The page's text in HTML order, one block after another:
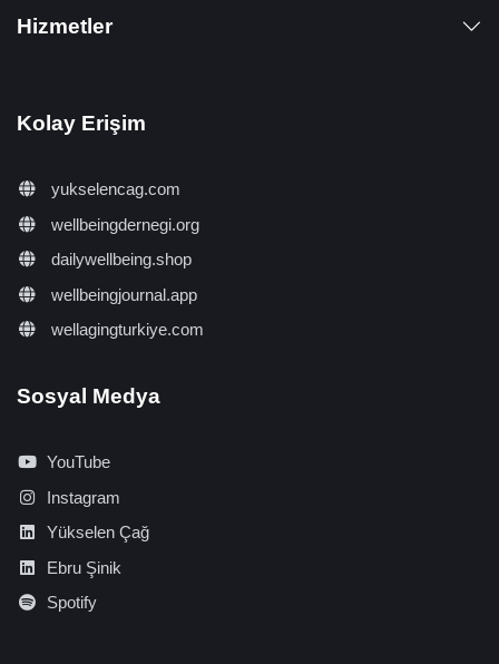
Hizmetler
Kolay Erişim
yukselencag.com
wellbeingdernegi.org
dailywellbeing.shop
wellbeingjournal.app
wellagingturkiye.com
Sosyal Medya
YouTube
Instagram
Yükselen Çağ
Ebru Şinik
Spotify